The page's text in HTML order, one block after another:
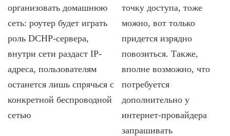
организовать домашнюю
сеть: роутер будет играть
роль DCHP-сервера,
внутри сети раздаст IP-
адреса, пользователям
останется лишь спрячься с
конкретной беспроводной
сетью
точку доступа, тоже
можно, вот только
придется изрядно
повозиться. Также,
вполне возможно, что
потребуется
дополнительно у
интернет-провайдера
запрашивать